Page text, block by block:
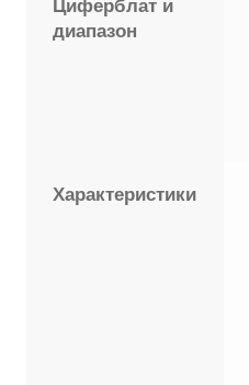
диапазон
Характеристики